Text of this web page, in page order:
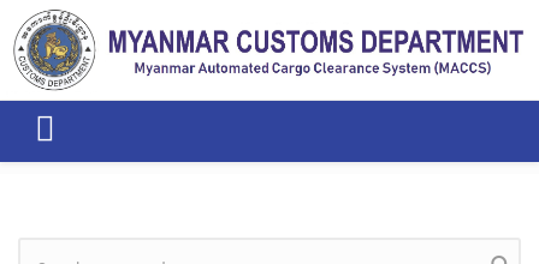
Skip to main content